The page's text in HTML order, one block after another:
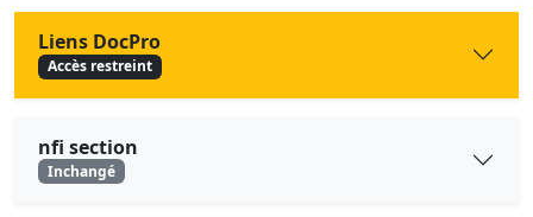
Liens DocPro
Accès restreint
nfi section
Inchangé